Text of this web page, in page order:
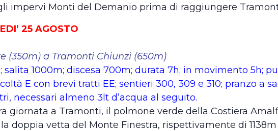
impervi Monti del Demanio prima di raggiungere
25 AGOSTO
(350m) a Tramonti Chiunzi (650m)
salita 1000m; discesa 700m; durata 7h; in movimento 5h;
E con brevi tratti EE; sentieri 300, 309 e 310; pranzo a
necessari almeno 3lt d’acqua al seguito.
giornata a Tramonti, il polmone verde della Costiera
doppia vetta del Monte Finestra, rispettivamente di 1138m